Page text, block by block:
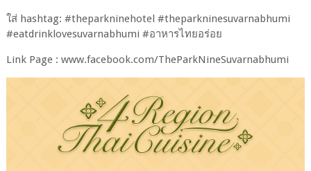
ใส่ hashtag: #theparkninehotel #theparkninesuvarnabhumi
#eatdrinklovesuvarnabhumi #อาหารไทยอร่อย
Link Page : www.facebook.com/TheParkNineSuvarnabhumi